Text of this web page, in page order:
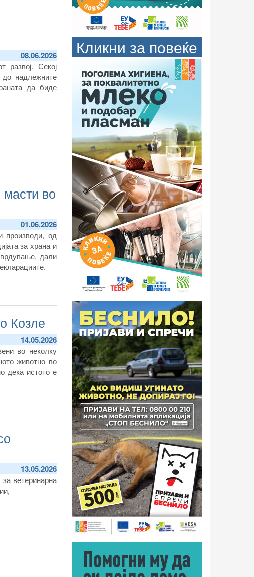
08.06.2026
развој. Секој
до надлежните
да биде
во
01.06.2026
производи, од
за храна и
дали
Козле
14.05.2026
во неколку
животно во
дека истото е
13.05.2026
за ветеринарна
Кликни за повеќе